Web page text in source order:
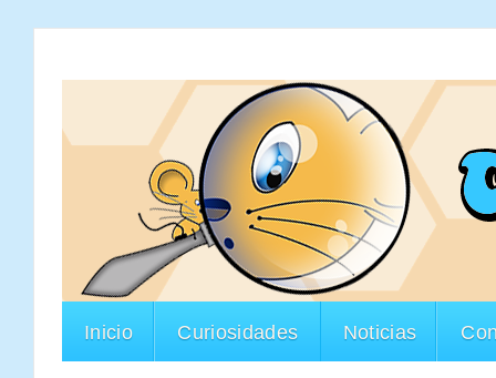
Inicio Curiosidades Noticias